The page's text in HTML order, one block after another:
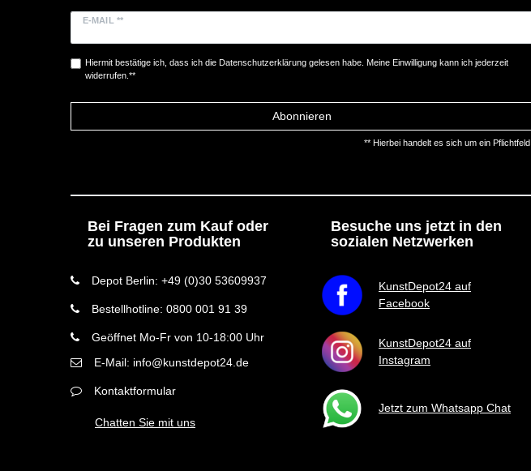
E-MAIL **
Hiermit bestätige ich, dass ich die Daten­schutz­erklärunggelesen habe. Meine Einwilligung kann ich jederzeit
widerrufen.**
Abonnieren
** Hierbei handelt es sich um ein Pflichtfeld.
Bei Fragen zum Kauf oder
zu unseren Produkten
Depot Berlin: +49 (0)30 53609937
Bestellhotline: 0800 001 91 39
Geöffnet Mo-Fr von 10-18:00 Uhr
E-Mail: info@kunstdepot24.de
Kontaktformular
Chatten Sie mit uns
Besuche uns jetzt in den
sozialen Netzwerken
KunstDepot24 auf
Facebook
KunstDepot24 auf
Instagram
Jetzt zum Whatsapp Chat